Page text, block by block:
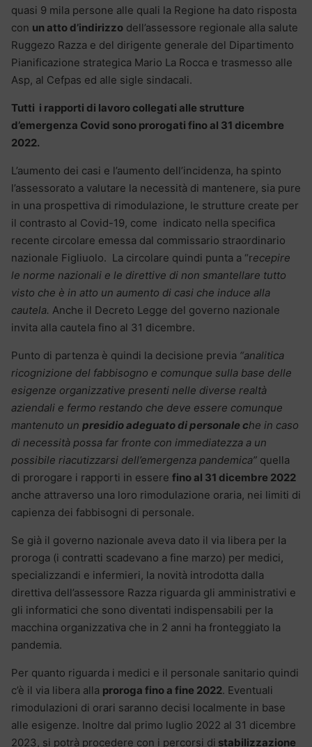
quasi 9 mila persone alle quali la Regione ha dato risposta
con un atto d’indirizzo dell’assessore regionale alla salute
Ruggezo Razza e del dirigente generale del Dipartimento
Pianificazione strategica Mario La Rocca e trasmesso alle
Asp, al Cefpas ed alle sigle sindacali.
Tutti i rapporti di lavoro collegati alle strutture
d’emergenza Covid sono prorogati fino al 31 dicembre
2022.
L’aumento dei casi e l’aumento dell’incidenza, ha spinto
l’assessorato a valutare la necessità di mantenere, sia pure
in una prospettiva di rimodulazione, le strutture create per
il contrasto al Covid-19, come indicato nella specifica
recente circolare emessa dal commissario straordinario
nazionale Figliuolo. La circolare quindi punta a “recepire
le norme nazionali e le direttive di non smantellare tutto
visto che è in atto un aumento di casi che induce alla
cautela. Anche il Decreto Legge del governo nazionale
invita alla cautela fino al 31 dicembre.
Punto di partenza è quindi la decisione previa “analitica
ricognizione del fabbisogno e comunque sulla base delle
esigenze organizzative presenti nelle diverse realtà
aziendali e fermo restando che deve essere comunque
mantenuto un presidio adeguato di personale che in caso
di necessità possa far fronte con immediatezza a un
possibile riacutizzarsi dell’emergenza pandemica” quella
di prorogare i rapporti in essere fino al 31 dicembre 2022
anche attraverso una loro rimodulazione oraria, nei limiti di
capienza dei fabbisogni di personale.
Se già il governo nazionale aveva dato il via libera per la
proroga (i contratti scadevano a fine marzo) per medici,
specializzandi e infermieri, la novità introdotta dalla
direttiva dell’assessore Razza riguarda gli amministrativi e
gli informatici che sono diventati indispensabili per la
macchina organizzativa che in 2 anni ha fronteggiato la
pandemia.
Per quanto riguarda i medici e il personale sanitario quindi
c’è il via libera alla proroga fino a fine 2022. Eventuali
rimodulazioni di orari saranno decisi localmente in base
alle esigenze. Inoltre dal primo luglio 2022 al 31 dicembre
2023, si potrà procedere con i percorsi di stabilizzazione